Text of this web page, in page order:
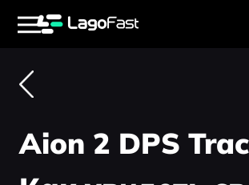
Aion 2 DPS